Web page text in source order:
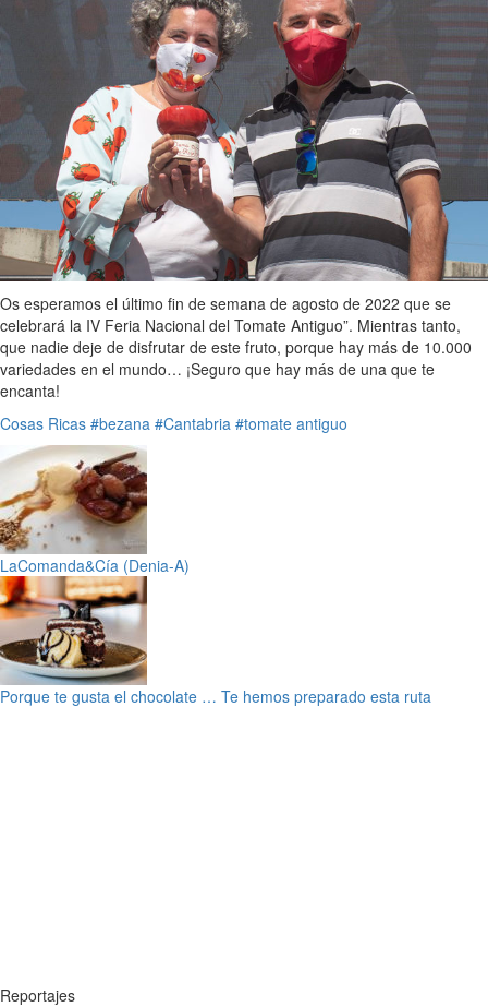
Os esperamos el último fin de semana de agosto de 2022 que se
celebrará la IV Feria Nacional del Tomate Antiguo”. Mientras tanto,
que nadie deje de disfrutar de este fruto, porque hay más de 10.000
variedades en el mundo… ¡Seguro que hay más de una que te
encanta!
Cosas Ricas #bezana #Cantabria #tomate antiguo
LaComanda&Cía (Denia-A)
Porque te gusta el chocolate … Te hemos preparado esta ruta
Reportajes